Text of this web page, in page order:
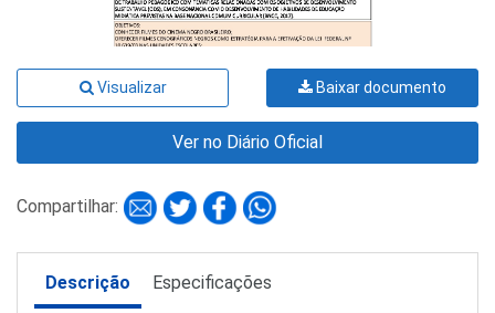
Visualizar Baixar documento
Ver no Diário Oficial
Compartilhar:
Descrição Especificações